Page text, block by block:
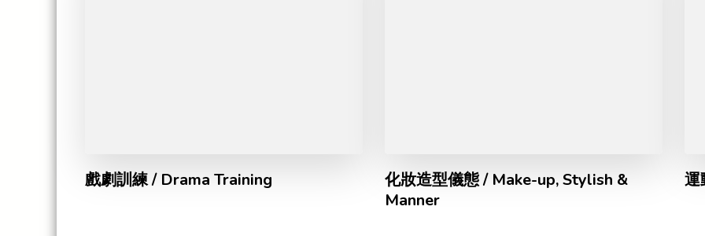
戲劇訓練 / Drama Training
化妝造型儀態 / Make-up, Stylish &
Manner
運